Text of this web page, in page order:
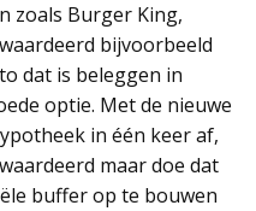
zoals Burger King,
bijvoorbeeld
dat is beleggen in
optie. Met de nieuwe
in één keer af,
maar doe dat
buffer op te bouwen